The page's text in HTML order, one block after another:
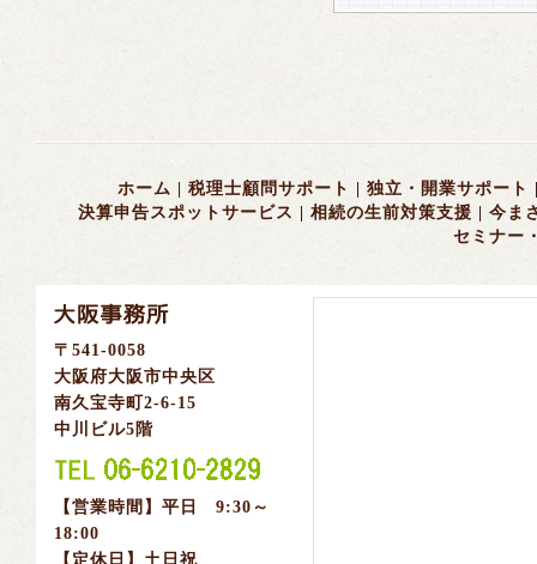
ホーム 税理士顧問サポート 独立・開業サポート
決算申告スポットサービス
相続の生前対策支援
今ま
セミナー
〒541-0058
大阪府大阪市中央区
南久宝寺町2-6-15
中川ビル5階
【営業時間】平日 9:30～
18:00
【定休日】土日祝